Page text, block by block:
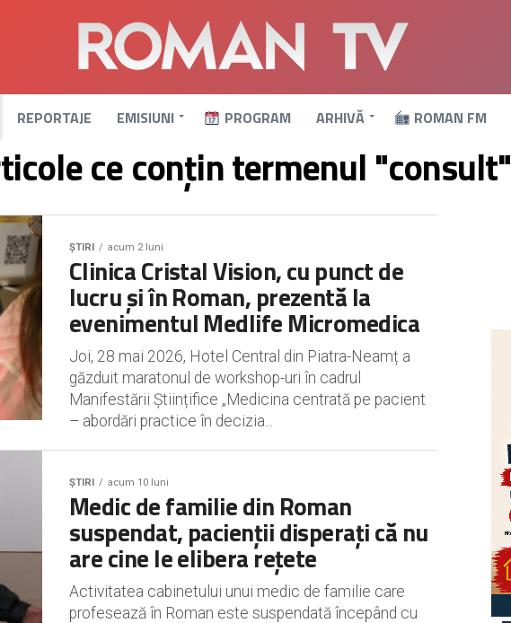
REPORTAJE EMISIUNI PROGRAM ARHIVĂ ROMAN FM
ce conțin termenul "consult"
ȘTIRI acum 2 luni
Clinica Cristal Vision, cu punct de
lucru și în Roman, prezentă la
evenimentul Medlife Micromedica
Joi, 28 mai 2026, Hotel Central din Piatra-Neamț a
găzduit maratonul de workshop-uri în cadrul
Manifestării Științifice „Medicina centrată pe pacient
– abordări practice în decizia...
ȘTIRI acum 10 luni
Medic de familie din Roman
suspendat, pacienții disperați că nu
are cine le elibera rețete
Activitatea cabinetului unui medic de familie care
profesează în Roman este suspendată începând cu